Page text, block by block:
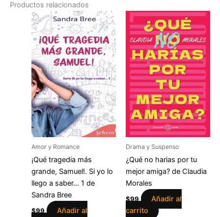
Productos relacionados
Amor y Romance
¡Qué tragedia más
grande, Samuel!. Si yo lo
llego a saber… 1 de
Sandra Bree
$99
Añadir al
Drama y Suspenso
¿Qué no harias por tu
mejor amiga? de Claudia
Morales
$99
Añadir al
carrito